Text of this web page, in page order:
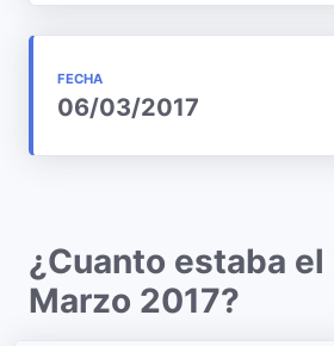
FECHA
06/03/2017
¿Cuanto estaba el
Marzo 2017?